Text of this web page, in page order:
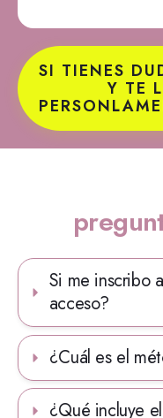
SI TIENES
Y TE
Si me inscribo
acceso?
¿Cuál es el
¿Qué incluye